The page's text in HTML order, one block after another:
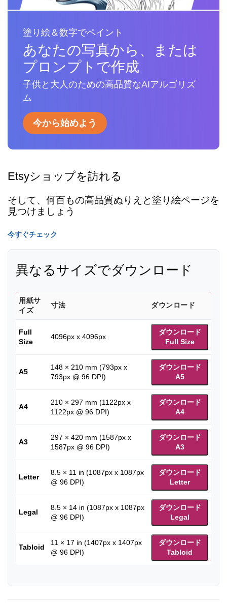
塗り絵＆数字でペイント
あなたの写真から、または
プロンプトで作成
子供と大人のための高品質なAIアルゴリズ
ム
今から始めよう
Etsyショップを訪れる
そして、何百もの高品質ぬりえと塗り絵ページを
見つけましょう
今すぐチェック
異なるサイズでダウンロード
用紙サ
イズ
寸法 ダウンロード
Full
Size
4096px x 4096px
ダウンロード
Full Size
A5
148 × 210 mm (793px x
793px @ 96 DPI)
ダウンロード
A5
A4
210 × 297 mm (1122px x
1122px @ 96 DPI)
ダウンロード
A4
A3
297 × 420 mm (1587px x
1587px @ 96 DPI)
ダウンロード
A3
Letter
8.5 × 11 in (1087px x 1087px
@ 96 DPI)
ダウンロード
Letter
Legal
8.5 × 14 in (1087px x 1087px
@ 96 DPI)
ダウンロード
Legal
Tabloid
11 × 17 in (1407px x 1407px
@ 96 DPI)
ダウンロード
Tabloid